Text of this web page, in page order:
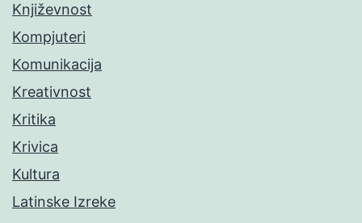
Književnost
Kompjuteri
Komunikacija
Kreativnost
Kritika
Krivica
Kultura
Latinske Izreke